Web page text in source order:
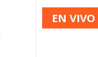
EN VIVO